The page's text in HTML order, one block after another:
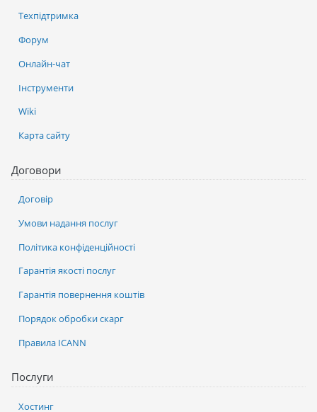
Послуги
Хостинг
Техпідтримка
Форум
Онлайн-чат
Інструменти
Wiki
Карта сайту
Договори
Договір
Умови надання послуг
Політика конфіденційності
Гарантія якості послуг
Гарантія повернення коштів
Порядок обробки скарг
Правила ICANN